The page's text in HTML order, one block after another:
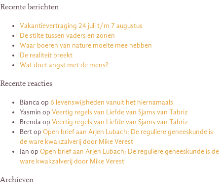
Recente berichten
Vakantievertraging 24 juli t/m 7 augustus
De stilte tussen vaders en zonen
Waar boeren van nature moeite mee hebben
De realiteit breekt
Wat doet angst met de mens?
Recente reacties
Biancaop 6 levenswijsheden vanuit het hiernamaals
Yasmin op Veertig regels van Liefde van Sjams van Tabriz
Brendaop Veertig regels van Liefde van Sjams van Tabriz
Bertop Open brief aan Arjen Lubach: De reguliere geneeskunde is
de ware kwakzalverij door Mike Verest
Jan op Open brief aan Arjen Lubach: De reguliere geneeskunde is de
ware kwakzalverij door Mike Verest
Archieven